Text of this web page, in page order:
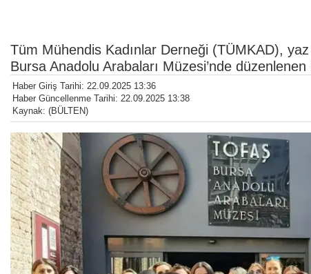
Tüm Mühendis Kadınlar Derneği (TÜMKAD),
Bursa Anadolu Arabaları Müzesi’nde
Haber Giriş Tarihi: 22.09.2025 13:36
Haber Güncellenme Tarihi: 22.09.2025 13:38
Kaynak: (BÜLTEN)